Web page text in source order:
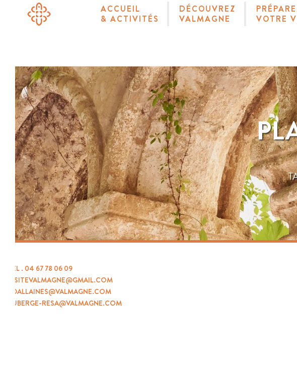
ACCUEIL
& ACTIVITÉS
DÉCOUVREZ
VALMAGNE
VOTRE
VOTRE BILLET
Prochainement disponible
TÉL . 04 67 78 06 09
VISITEVALMAGNE@GMAIL.COM
RDALLAINES@VALMAGNE.COM
AUBERGE-RESA@VALMAGNE.COM